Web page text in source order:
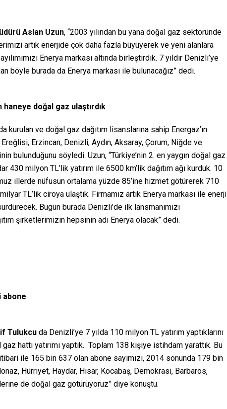
Aslan Uzun, “2003 yılından bu yana doğal gaz sektöründe
artık enerjide çok daha fazla büyüyerek ve yeni alanlara
Enerya markası altında birleştirdik. 7 yıldır Denizli’ye
böyle burada da Enerya markası ile bulunacağız” dedi.
haneye doğal gaz ulaştırdık
kurulan ve doğal gaz dağıtım lisanslarına sahip Energaz’ın
Erzincan, Denizli, Aydın, Aksaray, Çorum, Niğde ve
bulunduğunu söyledi. Uzun, “Türkiye’nin 2. en yaygın doğal gaz
430 milyon TL’lik yatırım ile 6500 km’lik dağıtım ağı kurduk. 10
illerde nüfusun ortalama yüzde 85’ine hizmet götürerek 710
TL’lik ciroya ulaştık. Firmamız artık Enerya markası ile enerji
Bugün burada Denizli’de ilk lansmanımızı
şirketlerimizin hepsinin adı Enerya olacak” dedi.
abone
Tulukcu da Denizli’ye 7 yılda 110 milyon TL yatırım yaptıklarını
hattı yatırımı yaptık. Toplam 138 kişiye istihdam yarattık. Bu
ile 165 bin 637 olan abone sayımızı, 2014 sonunda 179 bin
Hürriyet, Haydar, Hisar, Kocabaş, Demokrasi, Barbaros,
de doğal gaz götürüyoruz” diye konuştu.